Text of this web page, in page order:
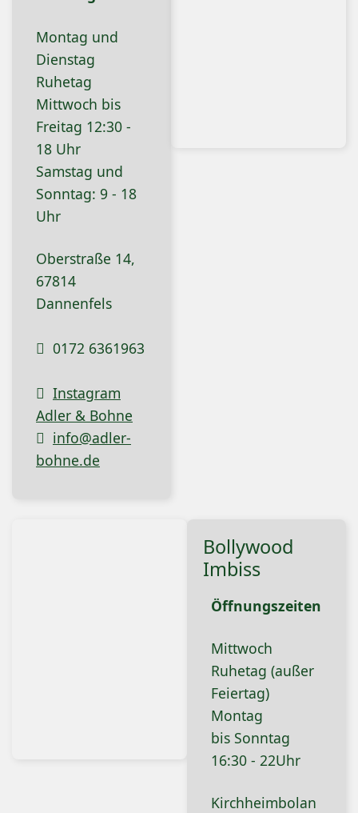
Montag und
Dienstag
Ruhetag
Mittwoch bis
Freitag 12:30 -
18 Uhr
Samstag und
Sonntag: 9 - 18
Uhr
Oberstraße 14,
67814
Dannenfels
0172 6361963
Instagram
Adler & Bohne
info@adler-
bohne.de
Bollywood
Imbiss
Öffnungszeiten
Mittwoch
Ruhetag (außer
Feiertag)
Montag
bis Sonntag
16:30 - 22Uhr
Kirchheimbolan